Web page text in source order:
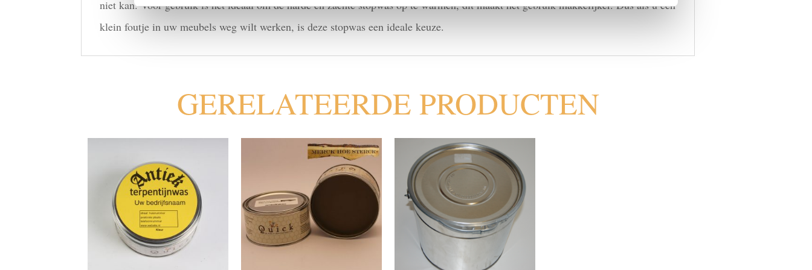
niet kan. Voor gebruik is het ideaal om de harde en zachte stopwas op te warmen, dit maakt het gebruik makkelijker. Dus als u een
klein foutje in uw meubels weg wilt werken, is deze stopwas een ideale keuze.
GERELATEERDE PRODUCTEN